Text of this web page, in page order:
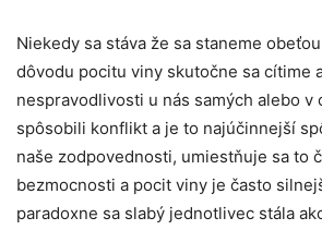
Niekedy sa stáva že sa staneme
dôvodu pocitu viny skutočne sa cítime
nespravodlivosti u nás samých alebo v
spôsobili konflikt a je to najúčinnejší
naše zodpovednosti, umiestňuje sa to
bezmocnosti a pocit viny je často
paradoxne sa slabý jednotlivec stála